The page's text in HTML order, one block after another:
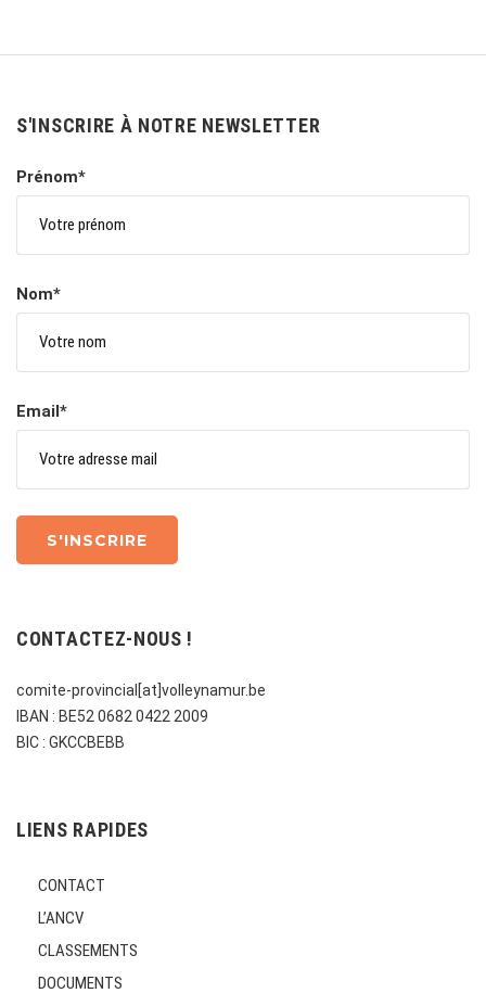
S'INSCRIRE À NOTRE NEWSLETTER
Prénom*
Nom*
Email*
CONTACTEZ-NOUS !
comite-provincial[at]volleynamur.be
IBAN : BE52 0682 0422 2009
BIC : GKCCBEBB
LIENS RAPIDES
CONTACT
L’ANCV
CLASSEMENTS
DOCUMENTS